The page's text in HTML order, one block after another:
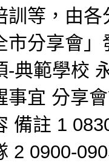
訓等，由
市分享會
-典範學校
事宜 分享
備註 1
2 0900-